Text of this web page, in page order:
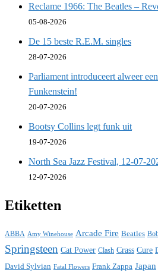
Reclame 1966: The Beatles –
05-08-2026
De 15 beste R.E.M. singles
28-07-2026
Parliament introduceert alweer
Funkenstein!
20-07-2026
Bootsy Collins legt funk uit
19-07-2026
North Sea Jazz Festival, 12-07-
12-07-2026
Etiketten
ABBA Amy Winehouse Arcade Fire Beatles
Springsteen Cat Power Clash Crass Cure
David Sylvian Fatal Flowers Frank Zappa Japan